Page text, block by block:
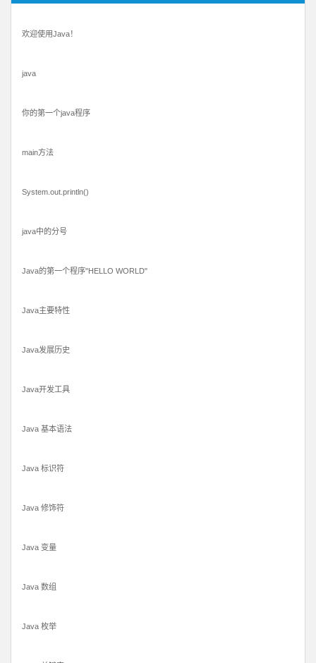
欢迎使用Java！
java
你的第一个java程序
main方法
System.out.println()
java中的分号
Java的第一个程序"HELLO WORLD"
Java主要特性
Java发展历史
Java开发工具
Java 基本语法
Java 标识符
Java 修饰符
Java 变量
Java 数组
Java 枚举